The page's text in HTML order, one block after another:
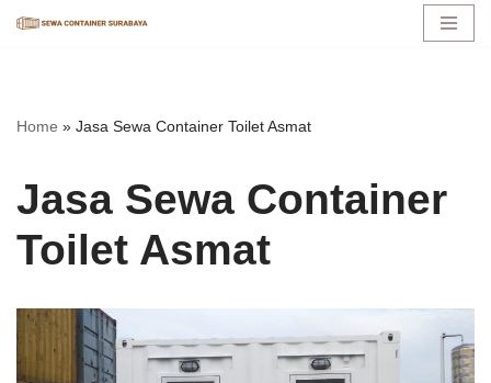
konten
Home » Jasa Sewa Container Toilet Asmat
Jasa Sewa Container
Toilet Asmat